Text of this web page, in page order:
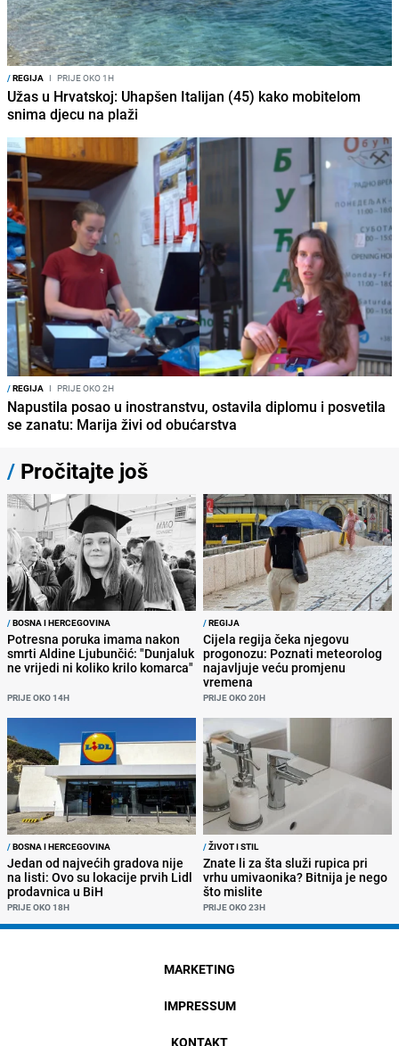
/REGIJA I PRIJE OKO 1H
Užas u Hrvatskoj: Uhapšen Italijan (45) kako mobitelom
snima djecu na plaži
/REGIJA I PRIJE OKO 2H
Napustila posao u inostranstvu, ostavila diplomu i posvetila
se zanatu: Marija živi od obućarstva
/ Pročitajte još
/BOSNA I HERCEGOVINA
Potresna poruka imama nakon
smrti Aldine Ljubunčić: "Dunjaluk
ne vrijedi ni koliko krilo komarca"
PRIJE OKO 14H
/REGIJA
Cijela regija čeka njegovu
progonozu: Poznati meteorolog
najavljuje veću promjenu
vremena
PRIJE OKO 20H
/BOSNA I HERCEGOVINA
Jedan od najvećih gradova nije
na listi: Ovo su lokacije prvih Lidl
prodavnica u BiH
PRIJE OKO 18H
/ŽIVOT I STIL
Znate li za šta služi rupica pri
vrhu umivaonika? Bitnija je nego
što mislite
PRIJE OKO 23H
MARKETING
IMPRESSUM
KONTAKT